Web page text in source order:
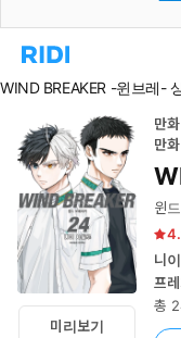
리
홈
이
동
WIND BREAKER -윈브레-
미리보기
만
만
윈
니
프
총